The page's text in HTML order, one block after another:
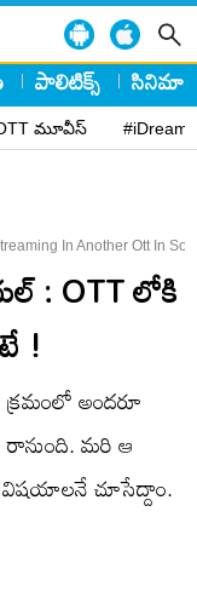
పాలిటిక్స్ సినిమా
మూవీస్
In Another Ott In
: OTT లోకి
!
అందరూ
మరి ఆ
విషయాలనే చూసేద్దాం.